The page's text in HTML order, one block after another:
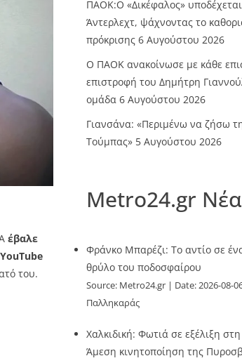
έβαλε
του.
ΠΑΟΚ:Ο «Δικέφαλος»
Άντερλεχτ, ψάχνοντας το
πρόκρισης 6 Αυγούστου 2026
Ο ΠΑΟΚ ανακοίνωσε με κάθε
επιστροφή του Δημήτρη
ομάδα 6 Αυγούστου 2026
Γιανσάνα: «Περιμένω να ζήσω
Τούμπας» 5 Αυγούστου 2026
Metro24.gr Νέα
Φράνκο Μπαρέζι: Το αντίο σε
θρύλο του ποδοσφαίρου
Source: Metro24.gr Date: 2026-08-
Παλληκαράς
Χαλκιδική: Φωτιά σε εξέλιξη
Άμεση κινητοποίηση της